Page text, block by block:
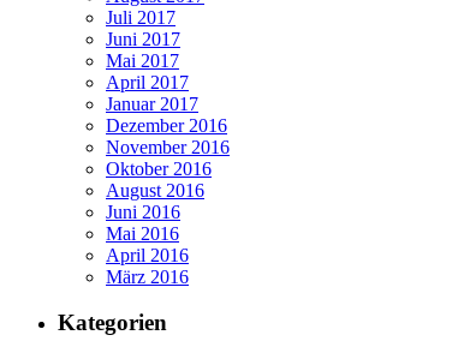
Juli 2017
Juni 2017
Mai 2017
April 2017
Januar 2017
Dezember 2016
November 2016
Oktober 2016
August 2016
Juni 2016
Mai 2016
April 2016
März 2016
Kategorien